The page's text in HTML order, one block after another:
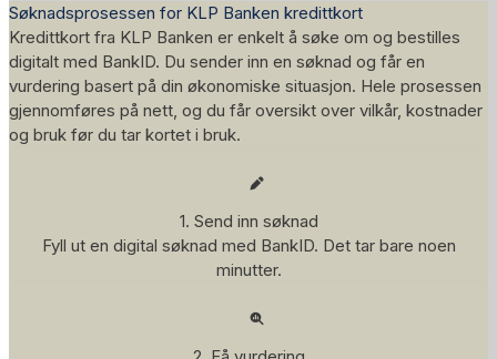
Søknadsprosessen for KLP Banken kredittkort
Kredittkort fra KLP Banken er enkelt å søke om og bestilles
digitalt med BankID. Du sender inn en søknad og får en
vurdering basert på din økonomiske situasjon. Hele prosessen
gjennomføres på nett, og du får oversikt over vilkår, kostnader
og bruk før du tar kortet i bruk.
1. Send inn søknad
Fyll ut en digital søknad med BankID. Det tar bare noen
minutter.